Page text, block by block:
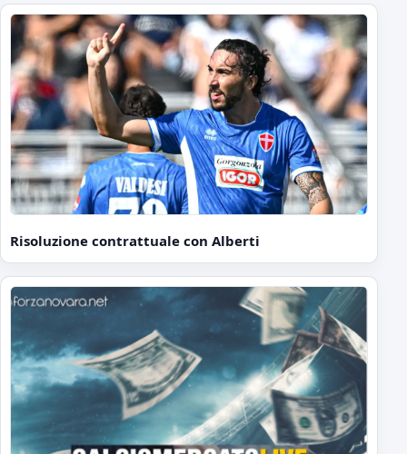
Risoluzione contrattuale con Alberti